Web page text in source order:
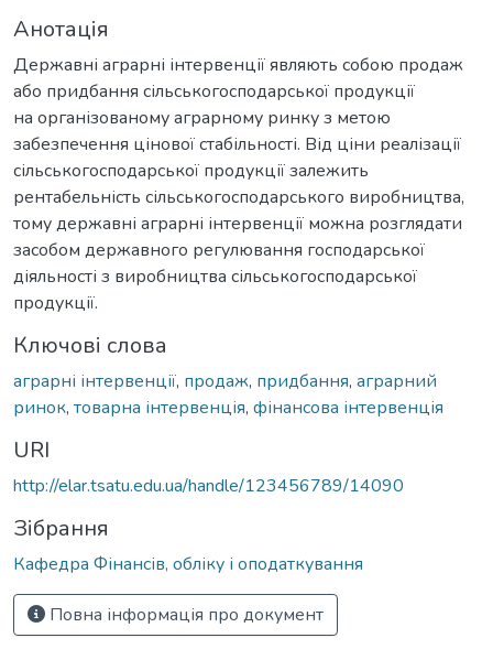
Анотація
Державні аграрні інтервенції являють собою продаж
або придбання сільськогосподарської продукції
на організованому аграрному ринку з метою
забезпечення цінової стабільності. Від ціни реалізації
сільськогосподарської продукції залежить
рентабельність сільськогосподарського виробництва,
тому державні аграрні інтервенції можна розглядати
засобом державного регулювання господарської
діяльності з виробництва сільськогосподарської
продукції.
Ключові слова
аграрні інтервенції, продаж, придбання, аграрний
ринок, товарна інтервенція, фінансова інтервенція
URI
http://elar.tsatu.edu.ua/handle/123456789/14090
Зібрання
Кафедра Фінансів, обліку і оподаткування
Повна інформація про документ